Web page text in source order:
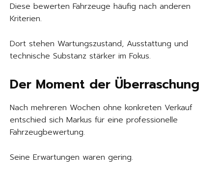
Diese bewerten Fahrzeuge häufig nach anderen
Kriterien.
Dort stehen Wartungszustand, Ausstattung und
technische Substanz stärker im Fokus.
Der Moment der Überraschung
Nach mehreren Wochen ohne konkreten Verkauf
entschied sich Markus für eine professionelle
Fahrzeugbewertung.
Seine Erwartungen waren gering.